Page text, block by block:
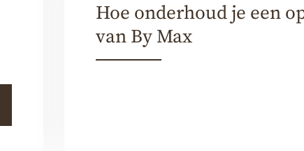
Hoe onderhoud je een
van By Max